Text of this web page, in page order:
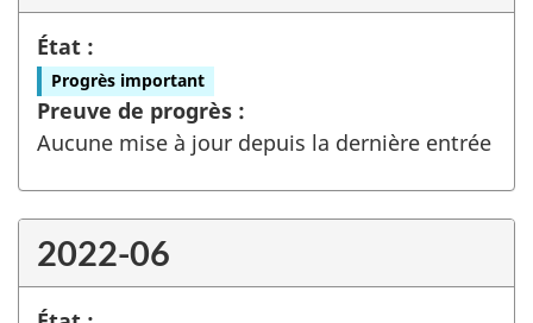
État :
Progrès important
Preuve de progrès :
Aucune mise à jour depuis la dernière entrée
2022-06